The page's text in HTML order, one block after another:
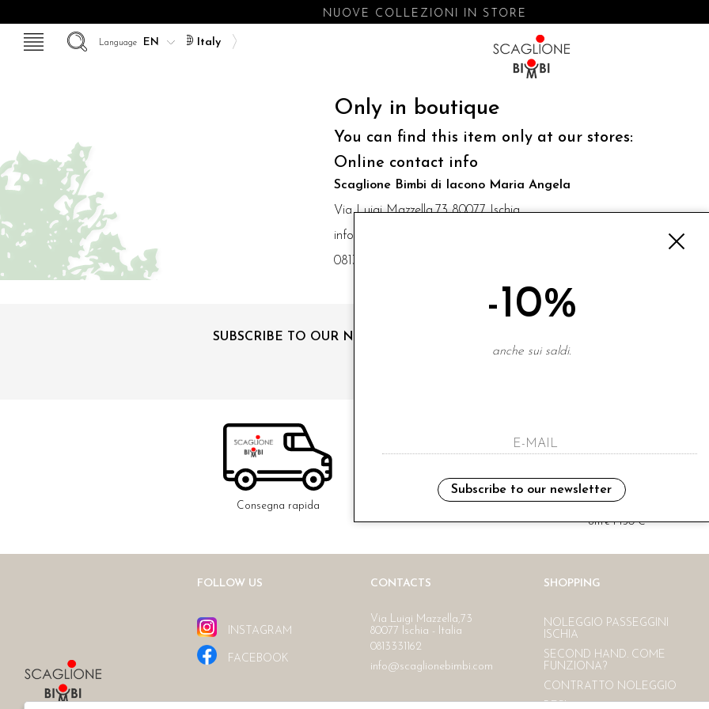
NUOVE COLLEZIONI IN STORE
Italy
Language
Only in boutique
You can find this item only at our stores:
Online contact info
Scaglione Bimbi di Iacono Maria Angela
Via Luigi Mazzella,73 80077 Ischia
info@scaglionebimbi.com
0813331162
SUBSCRIBE TO OUR NEWSLETTER
Consegna rapida
oltre i 150 €
FOLLOW US
INSTAGRAM
FACEBOOK
CONTACTS
Via Luigi Mazzella,73
80077 Ischia - Italia
0813331162
info@scaglionebimbi.com
SHOPPING
NOLEGGIO PASSEGGINI
ISCHIA
SECOND HAND. COME
FUNZIONA?
CONTRATTO NOLEGGIO
-10%
anche sui saldi.
Subscribe to our newsletter